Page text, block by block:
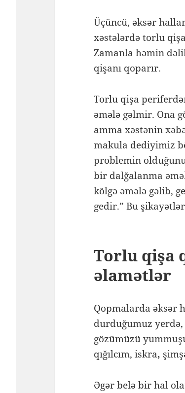
Üçüncü, əksər
xəstələrdə torlu
Zamanla həmin
qişanı qoparır.
Torlu qişa
əmələ gəlmir. Ona
amma xəstənin
makula dediyimiz
problemin
bir dalğalanma
kölgə əmələ gəlib,
gedir.” Bu
Torlu qişa
əlamətlər
Qopmalarda əksər
durduğumuz
gözümüzü
qığılcım, iskra,
Əgər belə bir hal